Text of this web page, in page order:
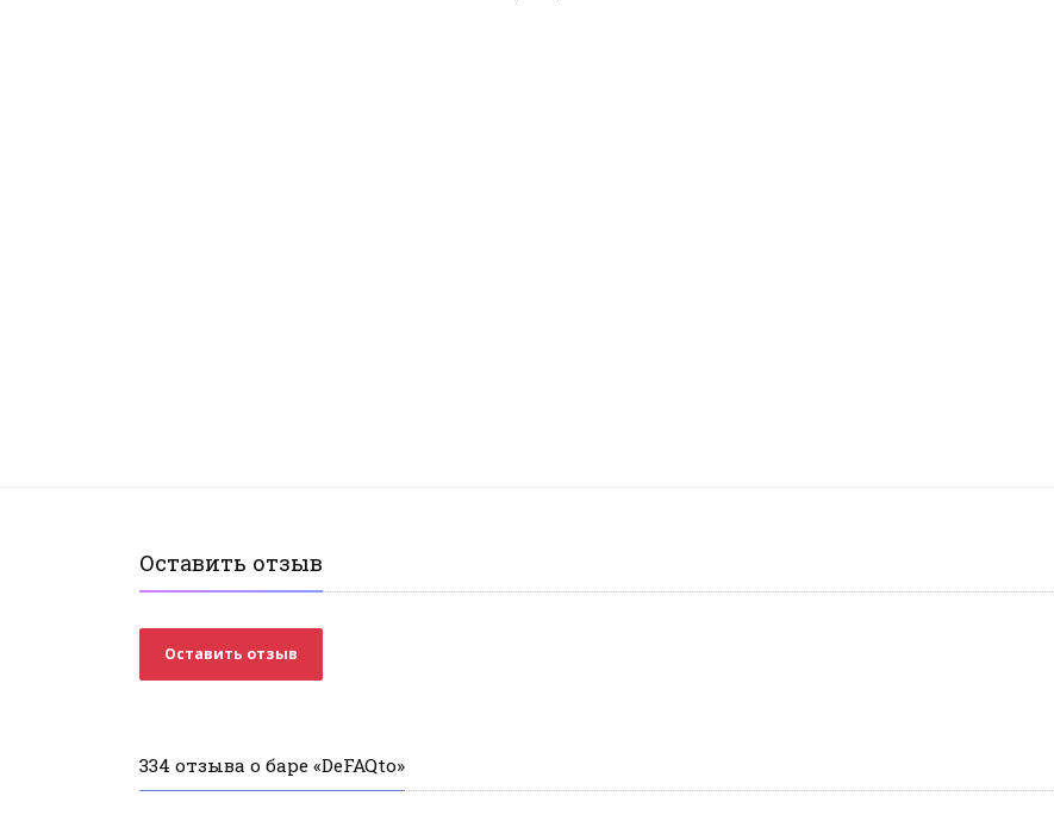
Оставить отзыв
Оставить отзыв
334 отзыва о баре «DeFAQto»